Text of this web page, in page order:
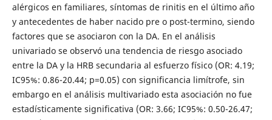
alérgicos en familiares, síntomas de rinitis en el último año
y antecedentes de haber nacido pre o post-termino, siendo
factores que se asociaron con la DA. En el análisis
univariado se observó una tendencia de riesgo asociado
entre la DA y la HRB secundaria al esfuerzo físico (OR: 4.19;
IC95%: 0.86-20.44; p=0.05) con significancia limítrofe, sin
embargo en el análisis multivariado esta asociación no fue
estadísticamente significativa (OR: 3.66; IC95%: 0.50-26.47;